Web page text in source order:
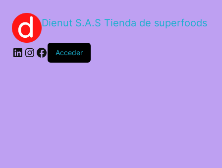
Dienut S.A.S Tienda de superfoods
Acceder